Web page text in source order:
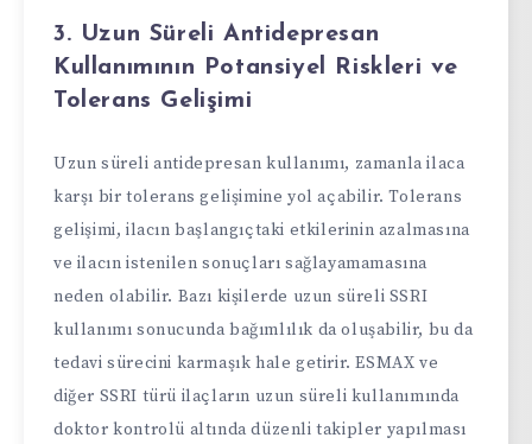
3. Uzun Süreli Antidepresan
Kullanımının Potansiyel Riskleri ve
Tolerans Gelişimi
Uzun süreli antidepresan kullanımı, zamanla ilaca
karşı bir tolerans gelişimine yol açabilir. Tolerans
gelişimi, ilacın başlangıçtaki etkilerinin azalmasına
ve ilacın istenilen sonuçları sağlayamamasına
neden olabilir. Bazı kişilerde uzun süreli SSRI
kullanımı sonucunda bağımlılık da oluşabilir, bu da
tedavi sürecini karmaşık hale getirir. ESMAX ve
diğer SSRI türü ilaçların uzun süreli kullanımında
doktor kontrolü altında düzenli takipler yapılması